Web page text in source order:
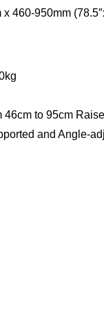
460-950mm
to 95cm
and Angle-